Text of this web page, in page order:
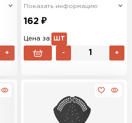
+
Показать информацию
162 ₽
Цена за: ШТ
- +